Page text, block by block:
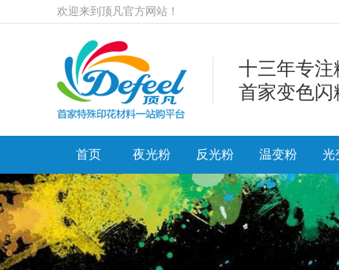
欢迎来到顶凡官方网站！
十三年专注
首家变色闪
首页 夜光粉 反光粉 温变粉 光